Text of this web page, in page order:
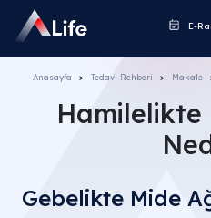
E-
Anasayfa Tedavi Rehberi Makale
Hamilelikte
Gebelikte Mide